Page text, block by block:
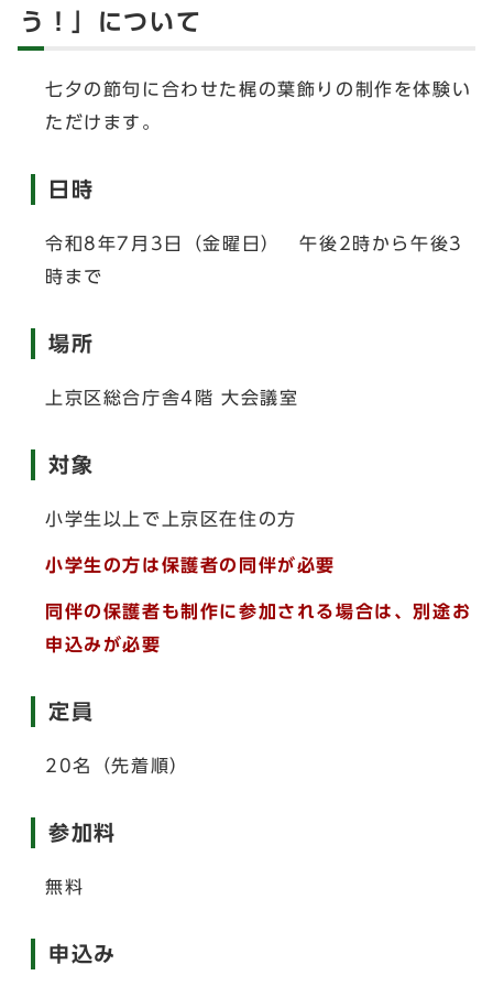
う！」について
七夕の節句に合わせた梶の葉飾りの制作を体験い
ただけます。
日時
令和8年7月3日（金曜日） 午後2時から午後3
時まで
場所
上京区総合庁舎4階 大会議室
対象
小学生以上で上京区在住の方
小学生の方は保護者の同伴が必要
同伴の保護者も制作に参加される場合は、別途お
申込みが必要
定員
20名（先着順）
参加料
無料
申込み